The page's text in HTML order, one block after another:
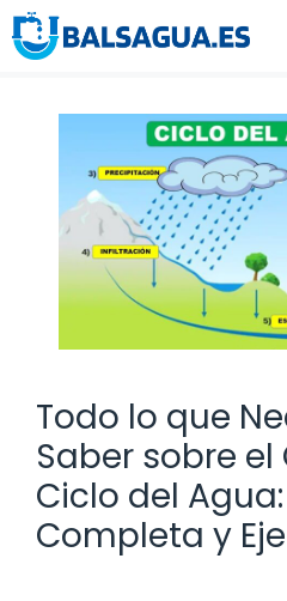
Saltar
al
Todo lo que
Saber sobre
Ciclo del
Completa y